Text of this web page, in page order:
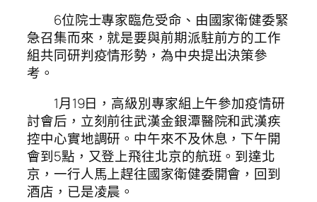
6位院士專家臨危受命、由國家衛健委緊
急召集而來，就是要與前期派駐前方的工作
組共同研判疫情形勢，為中央提出決策參
考。
1月19日，高級別專家組上午參加疫情研
討會后，立刻前往武漢金銀潭醫院和武漢疾
控中心實地調研。中午來不及休息，下午開
會到5點，又登上飛往北京的航班。到達北
京，一行人馬上趕往國家衛健委開會，回到
酒店，已是凌晨。